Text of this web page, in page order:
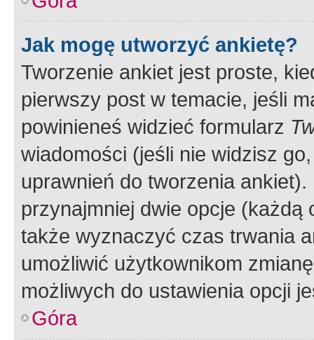
Jak mogę utworzyć ankietę?
Tworzenie ankiet jest proste,
pierwszy post w temacie, jeśli
powinieneś widzieć formularz
wiadomości (jeśli nie widzisz
uprawnień do tworzenia
przynajmniej dwie opcje
także wyznaczyć czas trwania
umożliwić użytkownikom
możliwych do ustawienia opcji
Góra